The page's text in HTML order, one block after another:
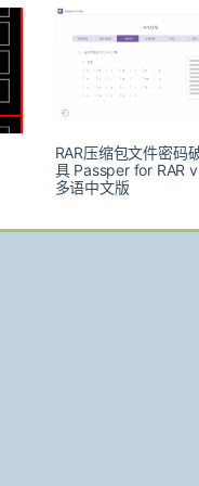
RAR压缩包文件密码
具 Passper for RAR
多语中文版